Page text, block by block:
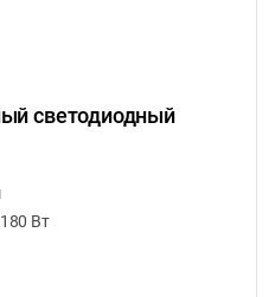
светодиодный
Вт